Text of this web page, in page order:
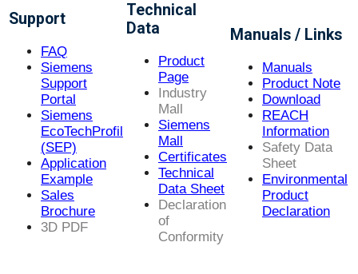
Support
FAQ
Siemens
Support
Portal
Siemens
EcoTechProfil
(SEP)
Application
Example
Sales
Brochure
3D PDF
Technical
Data
Product
Page
Industry
Mall
Siemens
Mall
Certificates
Technical
Data Sheet
Declaration
of
Conformity
Manuals / Links
Manuals
Product Note
Download
REACH
Information
Safety Data
Sheet
Environmental
Product
Declaration